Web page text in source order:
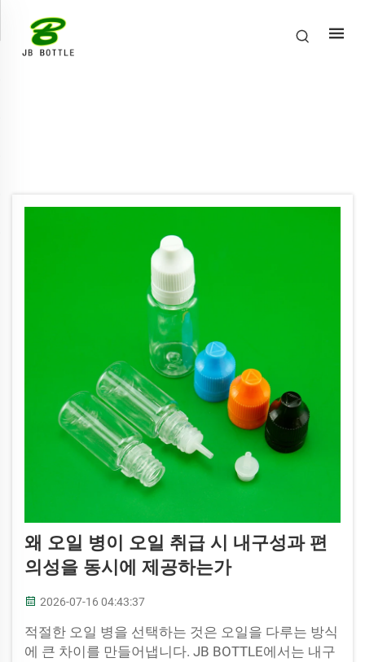
왜 오일 병이 오일 취급 시 내구성과 편
의성을 동시에 제공하는가
2026-07-16 04:43:37
적절한 오일 병을 선택하는 것은 오일을 다루는 방식
에 큰 차이를 만들어냅니다. JB BOTTLE에서는 내구